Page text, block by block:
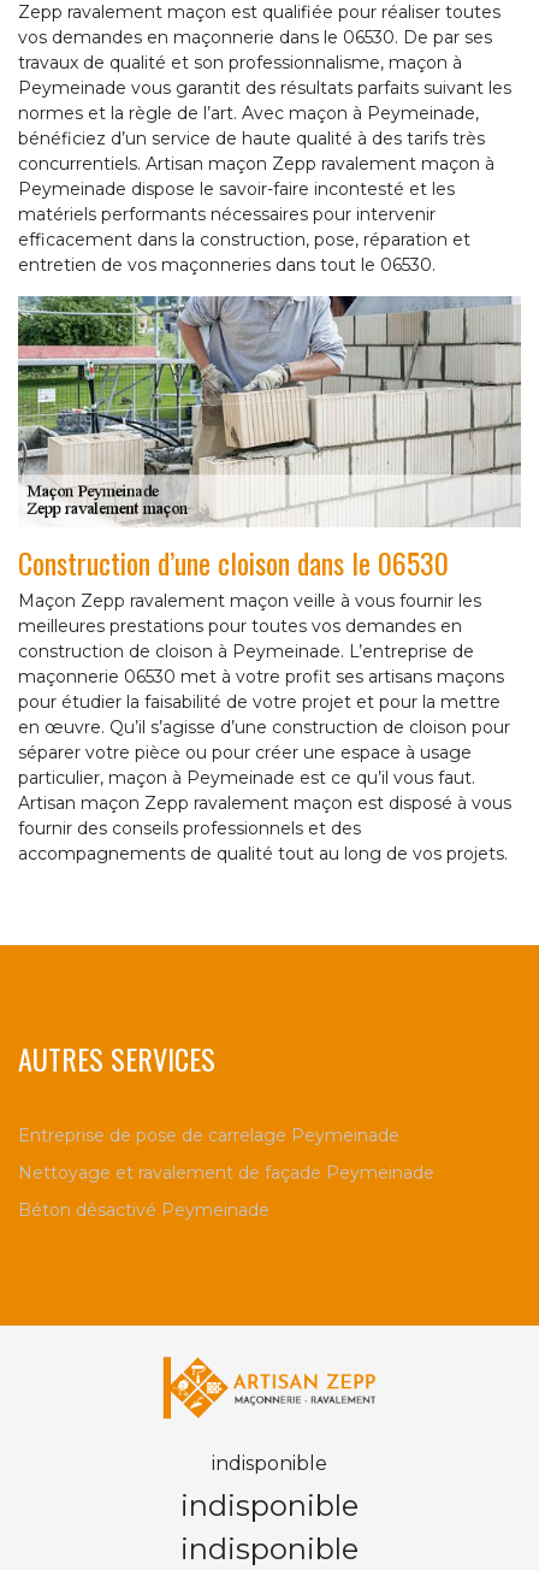
Zepp ravalement maçon est qualifiée pour réaliser toutes
vos demandes en maçonnerie dans le 06530. De par ses
travaux de qualité et son professionnalisme, maçon à
Peymeinade vous garantit des résultats parfaits suivant les
normes et la règle de l’art. Avec maçon à Peymeinade,
bénéficiez d’un service de haute qualité à des tarifs très
concurrentiels. Artisan maçon Zepp ravalement maçon à
Peymeinade dispose le savoir-faire incontesté et les
matériels performants nécessaires pour intervenir
efficacement dans la construction, pose, réparation et
entretien de vos maçonneries dans tout le 06530.
Construction d’une cloison dans le 06530
Maçon Zepp ravalement maçon veille à vous fournir les
meilleures prestations pour toutes vos demandes en
construction de cloison à Peymeinade. L’entreprise de
maçonnerie 06530 met à votre profit ses artisans maçons
pour étudier la faisabilité de votre projet et pour la mettre
en œuvre. Qu’il s’agisse d’une construction de cloison pour
séparer votre pièce ou pour créer une espace à usage
particulier, maçon à Peymeinade est ce qu’il vous faut.
Artisan maçon Zepp ravalement maçon est disposé à vous
fournir des conseils professionnels et des
accompagnements de qualité tout au long de vos projets.
AUTRES SERVICES
Entreprise de pose de carrelage Peymeinade
Nettoyage et ravalement de façade Peymeinade
Béton désactivé Peymeinade
indisponible
indisponible
indisponible